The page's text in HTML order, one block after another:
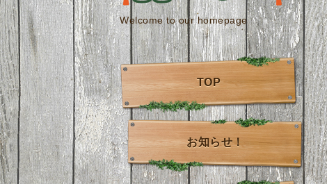
Welcome to our homepage
TOP
お知らせ！